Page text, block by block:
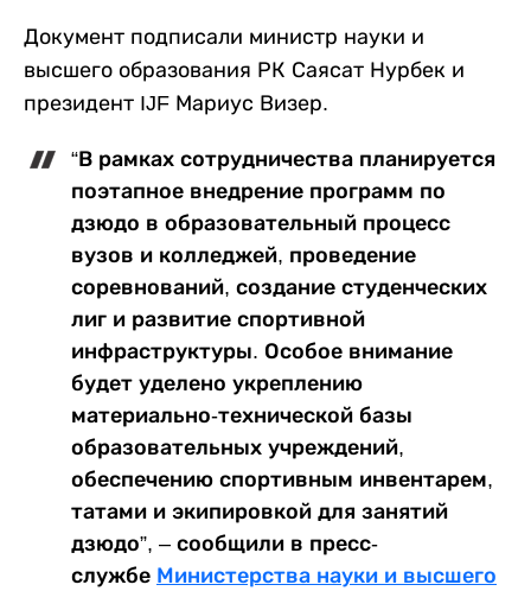
Документ подписали министр науки и
высшего образования РК Саясат Нурбек и
президент IJF Мариус Визер.
“В рамках сотрудничества планируется
поэтапное внедрение программ по
дзюдо в образовательный процесс
вузов и колледжей, проведение
соревнований, создание студенческих
лиг и развитие спортивной
инфраструктуры. Особое внимание
будет уделено укреплению
материально-технической базы
образовательных учреждений,
обеспечению спортивным инвентарем,
татами и экипировкой для занятий
дзюдо”, – сообщили в пресс-
службе Министерства науки и высшего